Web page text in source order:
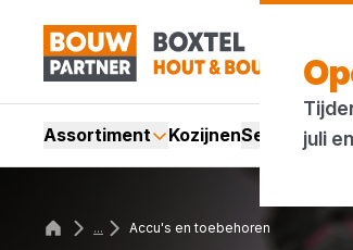
Assortiment KozijnenServices
... Accu's en toebehoren
juli